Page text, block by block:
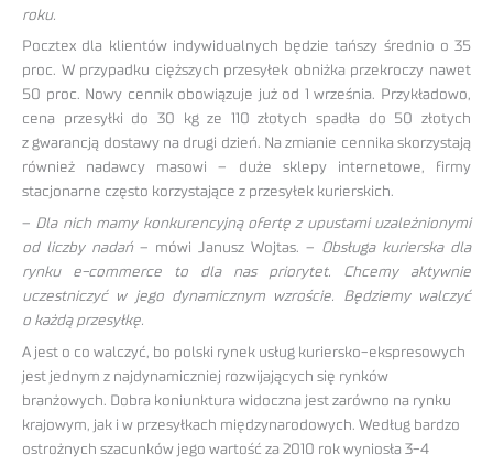
roku.
Pocztex dla klientów indywidualnych będzie tańszy średnio o 35
proc. W przypadku cięższych przesyłek obniżka przekroczy nawet
50 proc. Nowy cennik obowiązuje już od 1 września. Przykładowo,
cena przesyłki do 30 kg ze 110 złotych spadła do 50 złotych
z gwarancją dostawy na drugi dzień. Na zmianie cennika skorzystają
również nadawcy masowi – duże sklepy internetowe, firmy
stacjonarne często korzystające z przesyłek kurierskich.
– Dla nich mamy konkurencyjną ofertę z upustami uzależnionymi
od liczby nadań– mówi Janusz Wojtas. – Obsługa kurierska dla
rynku e-commerce to dla nas priorytet. Chcemy aktywnie
uczestniczyć w jego dynamicznym wzroście. Będziemy walczyć
o każdą przesyłkę.
A jest o co walczyć, bo polski rynek usług kuriersko-ekspresowych
jest jednym z najdynamiczniej rozwijających się rynków
branżowych. Dobra koniunktura widoczna jest zarówno na rynku
krajowym, jak i w przesyłkach międzynarodowych. Według bardzo
ostrożnych szacunków jego wartość za 2010 rok wyniosła 3-4